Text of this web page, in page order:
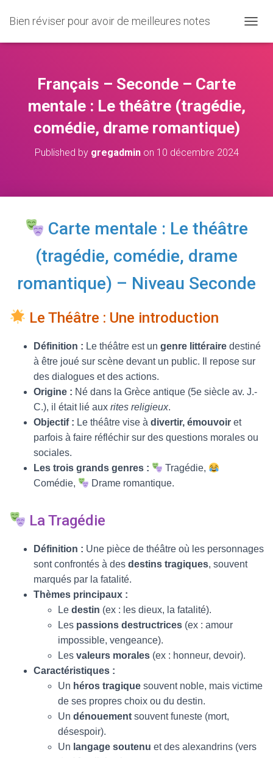
Bien réviser pour avoir de meilleures notes
U
I
Français – Seconde – Carte
mentale : Le théâtre (tragédie,
comédie, drame romantique)
Published by gregadminon 10 décembre 2024
Carte mentale : Le théâtre
(tragédie, comédie, drame
romantique) – Niveau Seconde
Le Théâtre : Une introduction
Définition : Le théâtre est un genre littéraire destiné
à être joué sur scène devant un public. Il repose sur
des dialogues et des actions.
Origine : Né dans la Grèce antique (5e siècle av. J.-
C.), il était lié aux rites religieux.
Objectif : Le théâtre vise à divertir, émouvoir et
parfois à faire réfléchir sur des questions morales ou
sociales.
Les trois grands genres :
Tragédie,
Comédie,
Drame romantique.
La Tragédie
Définition : Une pièce de théâtre où les personnages
sont confrontés à des destins tragiques, souvent
marqués par la fatalité.
Thèmes principaux :
Le destin (ex : les dieux, la fatalité).
Les passions destructrices (ex : amour
impossible, vengeance).
Les valeurs morales (ex : honneur, devoir).
Caractéristiques :
Un héros tragique souvent noble, mais victime
de ses propres choix ou du destin.
Un dénouement souvent funeste (mort,
désespoir).
Un langage soutenu et des alexandrins (vers